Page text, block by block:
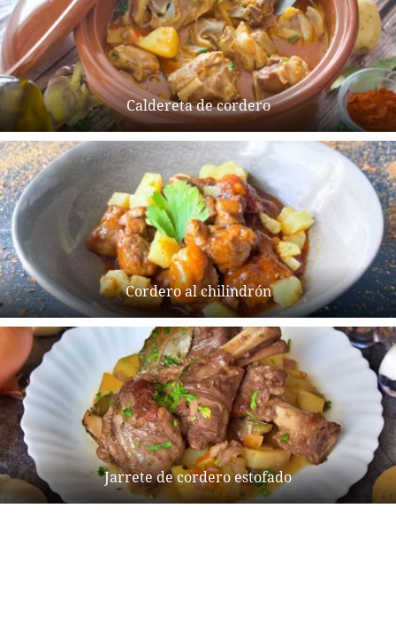
Caldereta de cordero
Cordero al chilindrón
Jarrete de cordero estofado